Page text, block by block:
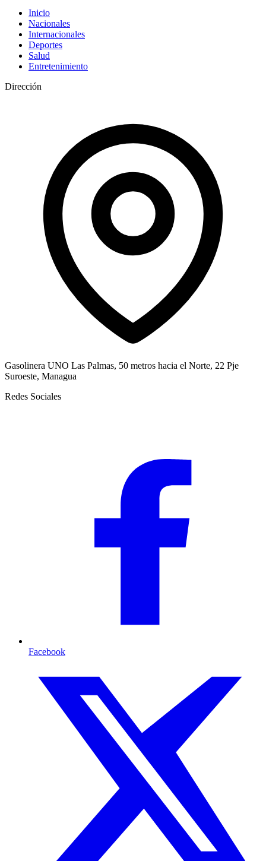
Inicio
Nacionales
Internacionales
Deportes
Salud
Entretenimiento
Dirección
Gasolinera UNO Las Palmas, 50 metros hacia el Norte, 22 Pje
Suroeste, Managua
Redes Sociales
Facebook